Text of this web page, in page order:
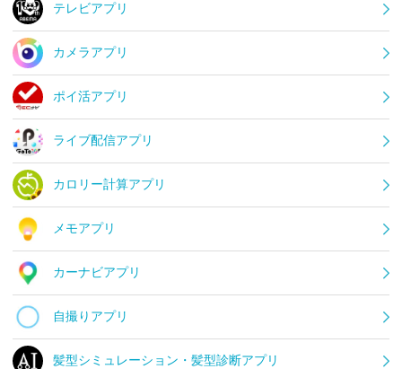
テレビアプリ
カメラアプリ
ポイ活アプリ
ライブ配信アプリ
カロリー計算アプリ
メモアプリ
カーナビアプリ
自撮りアプリ
髪型シミュレーション・髪型診断アプリ